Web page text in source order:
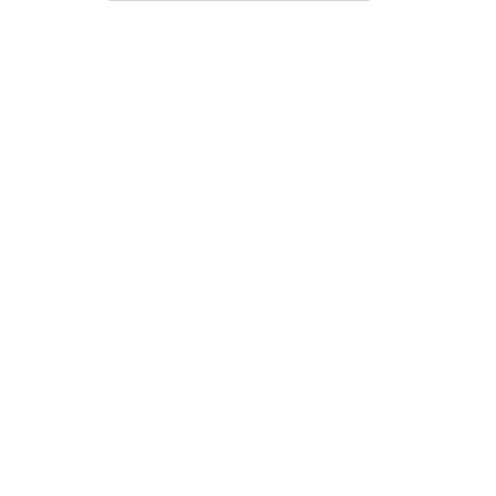
Questa azione esegue uno o